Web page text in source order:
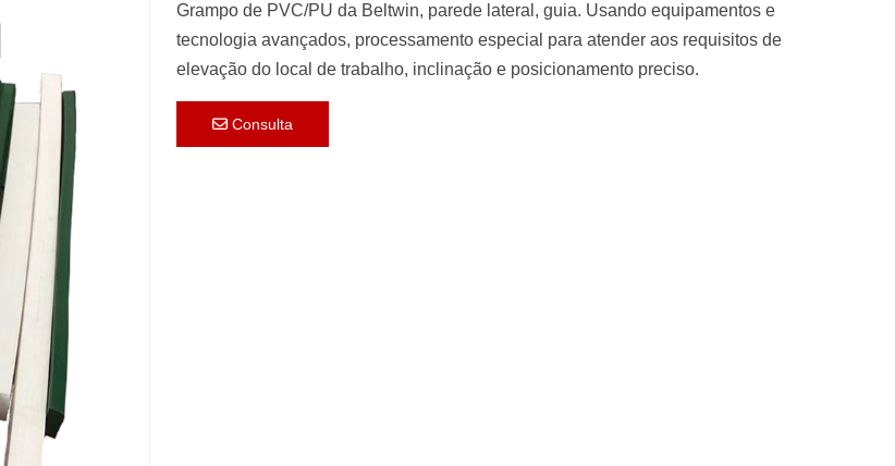
Grampo de PVC/PU da Beltwin, parede lateral, guia. Usando equipamentos e
tecnologia avançados, processamento especial para atender aos requisitos de
elevação do local de trabalho, inclinação e posicionamento preciso.
Consulta